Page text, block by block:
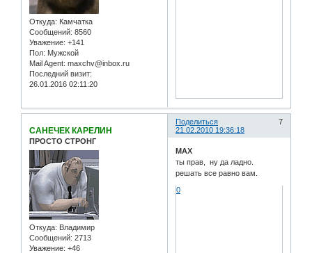
Откуда: Камчатка
Сообщений: 8560
Уважение: +141
Пол: Мужской
Mail Agent: maxchv@inbox.ru
Последний визит:
26.01.2016 02:11:20
Поделиться
7
21.02.2010 19:36:18
САНЕЧЕК КАРЕЛИН
ПРОСТО СТРОНГ
Откуда: Владимир
Сообщений: 2713
Уважение: +46
MAX
ты прав, ну да ладно.
решать все равно вам.
0